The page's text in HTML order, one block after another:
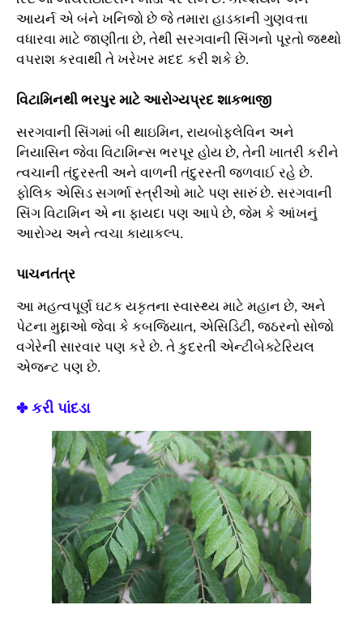
આયર્ન એ બંને ખનિજો છે જે તમારા હાડકાની ગુણવત્તા
વધારવા માટે જાણીતા છે, તેથી સરગવાની સિંગનો પૂરતો જથ્થો
વપરાશ કરવાથી તે ખરેખર મદદ કરી શકે છે.
વિટામિનથી ભરપુર માટે આરોગ્યપ્રદ શાકભાજી
સરગવાની સિંગમાં બી થાઇમિન, રાયબોફ્લેવિન અને
નિયાસિન જેવા વિટામિન્સ ભરપૂર હોય છે, તેની ખાતરી કરીને
ત્વચાની તંદુરસ્તી અને વાળની ​​તંદુરસ્તી જળવાઈ રહે છે.
ફોલિક એસિડ સગર્ભા સ્ત્રીઓ માટે પણ સારું છે. સરગવાની
સિંગ વિટામિન એ ના ફાયદા પણ આપે છે, જેમ કે આંખનું
આરોગ્ય અને ત્વચા કાયાકલ્પ.
પાચનતંત્ર
આ મહત્વપૂર્ણ ઘટક યકૃતના સ્વાસ્થ્ય માટે મહાન છે, અને
પેટના મુદ્દાઓ જેવા કે કબજિયાત, એસિડિટી, જઠરનો સોજો
વગેરેની સારવાર પણ કરે છે. તે કુદરતી એન્ટીબેક્ટેરિયલ
એજન્ટ પણ છે.
✤ કરી પાંદડા